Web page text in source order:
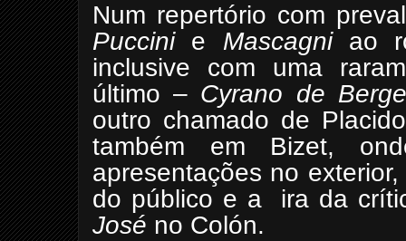
Num repertório com
Puccinie Mascagniao
inclusive com uma
último – Cyrano de
outro chamado de
também em Bizet,
apresentações no
do público e a
ira da
José no Colón.